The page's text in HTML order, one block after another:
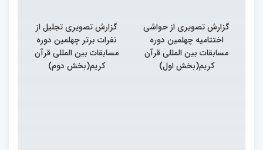
گزارش تصویری از حواشی
اختتامیه چهلمین دوره
مسابقات بین المللی قرآن
کریم(بخش اول)
گزارش تصویری تجلیل از
نفرات برتر چهلمین دوره
مسابقات بین المللی قرآن
کریم(بخش دوم)